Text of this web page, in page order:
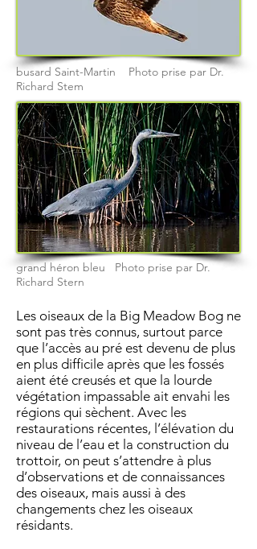
busard Saint-Martin Photo prise par Dr.
Richard Stem
grand héron bleu Photo prise par Dr.
Richard Stern
Les oiseaux de la Big Meadow Bog ne
sont pas très connus, surtout parce
que l’accès au pré est devenu de plus
en plus difficile après que les fossés
aient été creusés et que la lourde
végétation impassable ait envahi les
régions qui sèchent. Avec les
restaurations récentes, l’élévation du
niveau de l’eau et la construction du
trottoir, on peut s’attendre à plus
d’observations et de connaissances
des oiseaux, mais aussi à des
changements chez les oiseaux
résidants.